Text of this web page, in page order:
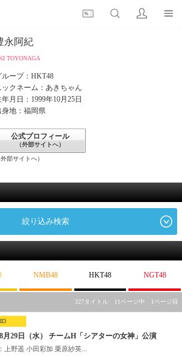
永阿紀
TOYONAGA
ループ：HKT48
ックネーム：あきちゃん
年月日：1999年10月25日
身地：福岡県
公式プロフィール
（外部サイトへ）
外部サイトへ）
絞り込み検索
NMB48 HKT48 NGT48
327タイトル 11ページ中 1ページ目
月29日（水） チームH「シアターの女神」公演
上野遥 小田彩加 栗原紗英...